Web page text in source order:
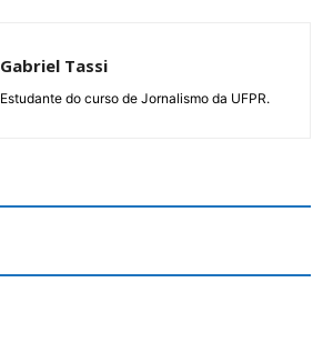
Gabriel Tassi
Estudante do curso de Jornalismo da UFPR.